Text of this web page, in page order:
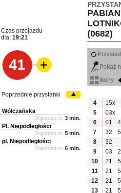
(0682)
Czas przejazdu
dla: 19:21
41
Pokaż
ikony
4
15x
5
03x
6
01
7
32
8
32
9
03
10
21
11
21
12
21
13
21
Poprzednie przystanki
Wólczańska
Dojeżdża w: 3 min.
Pl. Niepodległości
Dojeżdża w: 5 min.
pl. Niepodległości
Dojeżdża w: 6 min.